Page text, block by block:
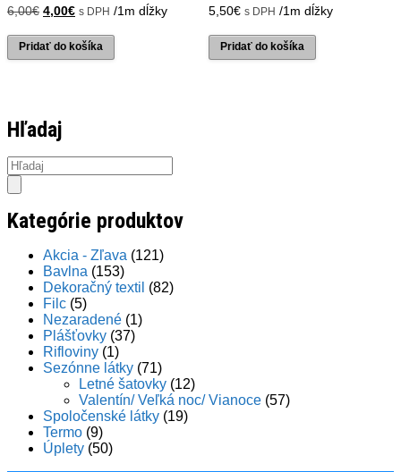
6,00€ Pôvodná
bola:
6,00€.
4,00€Aktuálna
je:
4,00€.
s DPH /1m dĺžky
Pridať do košíka
5,50€ s DPH /1m dĺžky
Pridať do košíka
Hľadaj
Products
search
Kategórie produktov
Akcia - Zľava (121)
Bavlna (153)
Dekoračný textil (82)
Filc (5)
Nezaradené (1)
Plášťovky (37)
Rifloviny (1)
Sezónne látky (71)
Letné šatovky (12)
Valentín/ Veľká noc/ Vianoce (57)
Spoločenské látky (19)
Termo (9)
Úplety (50)